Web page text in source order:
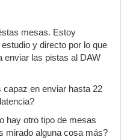
mesas. Estoy
y directo por lo que
enviar las pistas al DAW
capaz en enviar hasta 22
hay otro tipo de mesas
mirado alguna cosa más?